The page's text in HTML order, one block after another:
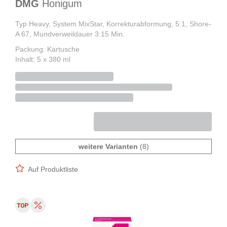
DMG Honigum
Typ Heavy, System MixStar, Korrekturabformung, 5:1, Shore-
A 67, Mundverweildauer 3:15 Min.
Packung: Kartusche
Inhalt: 5 x 380 ml
weitere Varianten (8)
Auf Produktliste